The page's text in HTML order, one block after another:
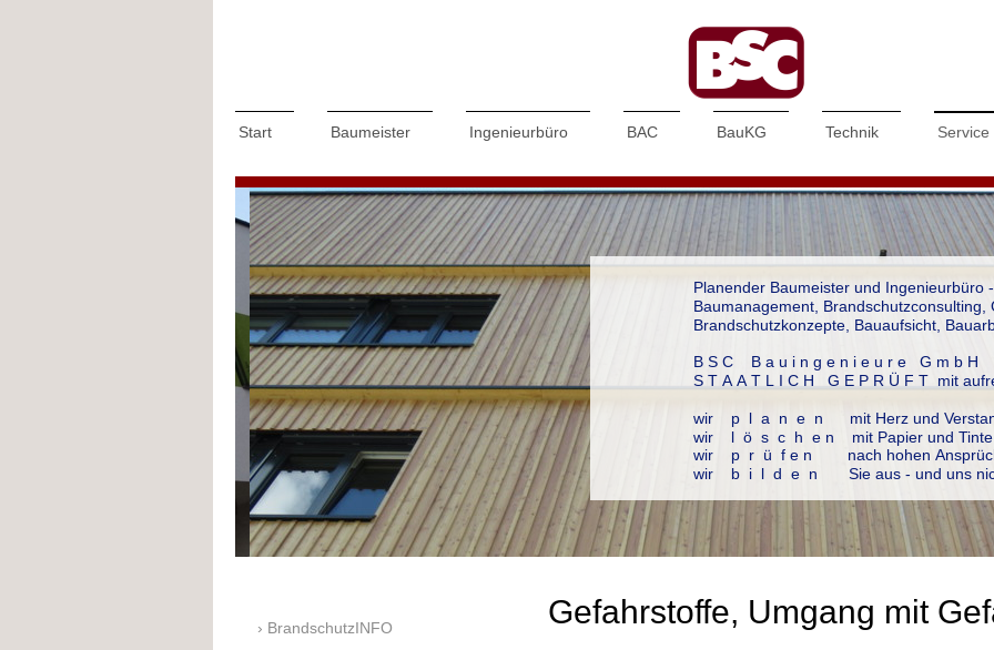
Start Baumeister Ingenieurbüro BAC BauKG Technik Service
Planender Baumeister und Ingenieurbüro
Baumanagement, Brandschutzconsulting,
Brandschutzkonzepte, Bauaufsicht,
B S C B a u i n g e n i e u r e G m b
S T A A T L I C H G E P R Ü F T mit
wir p l a n e n mit Herz und
wir l ö s c h e n mit Papier und Tinte
wir p r ü f e n nach hohen
wir b i l d e n Sie aus - und uns
Gefahrstoffe, Umgang mit
BrandschutzINFO